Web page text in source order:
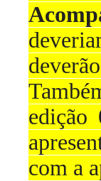
edição
com a